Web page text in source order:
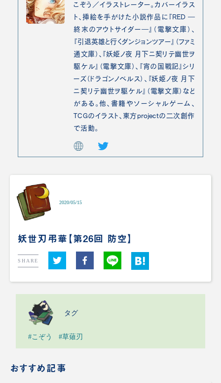
こぞう／イラストレーター。カバーイラス
ト、挿絵を手がけた小説作品に『RED ―
終末のアウトサイダー―』（電撃文庫）、
『引退英雄と行くダンジョンツアー』（ファミ
通文庫）、『妖姫ノ夜 月下ニ契リテ幽世ヲ
駆ケル』（電撃文庫）、『宵の国戦記』シリ
ーズ（ドラゴンノベルス）、『妖姫ノ夜 月下
ニ契リテ幽世ヲ駆ケル』（電撃文庫）など
がある。他、書籍やソーシャルゲーム、
TCGのイラスト、東方projectの二次創作
で活動。
2020/05/15
妖世刃弔華【第26回 防空】
SHARE
タグ
#こぞう #草薙刃
おすすめ記事